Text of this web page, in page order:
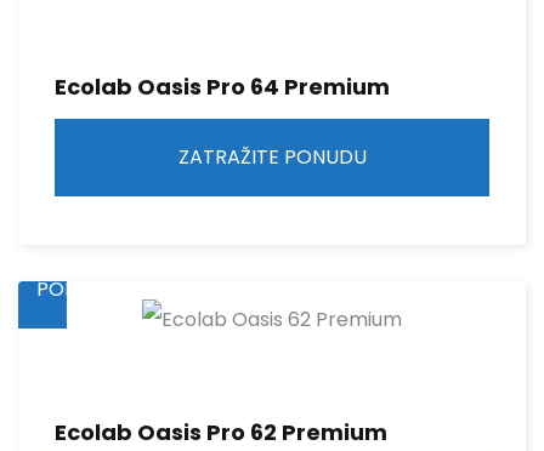
Ecolab Oasis Pro 64 Premium
ZATRAŽITE PONUDU
PONUDU
Ecolab Oasis Pro 62 Premium